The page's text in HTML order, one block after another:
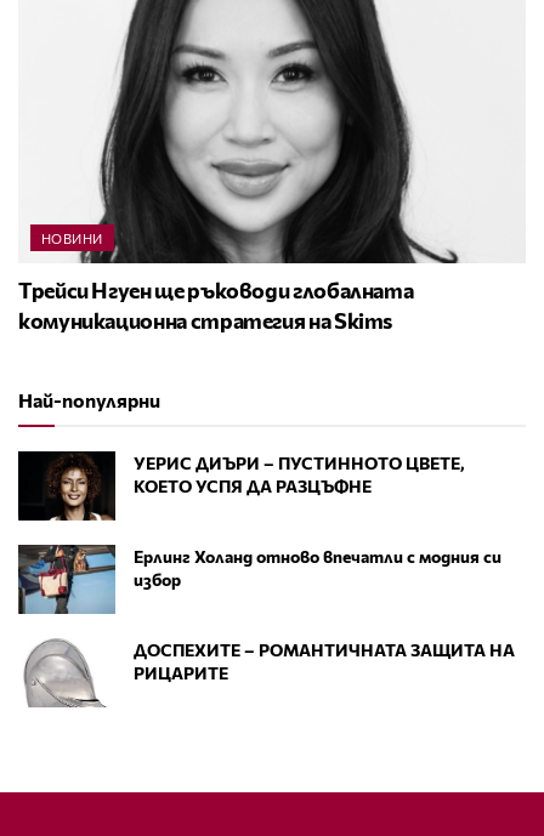
НОВИНИ
Трейси Нгуен ще ръководи глобалната
комуникационна стратегия на Skims
Най-популярни
УЕРИС ДИЪРИ – ПУСТИННОТО ЦВЕТЕ,
КОЕТО УСПЯ ДА РАЗЦЪФНЕ
Ерлинг Холанд отново впечатли с модния си
избор
ДОСПЕХИТЕ – РОМАНТИЧНАТА ЗАЩИТА НА
РИЦАРИТЕ